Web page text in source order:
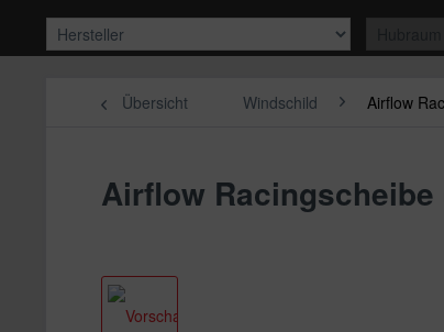
Übersicht Windschild Airflow
Airflow Racingscheibe